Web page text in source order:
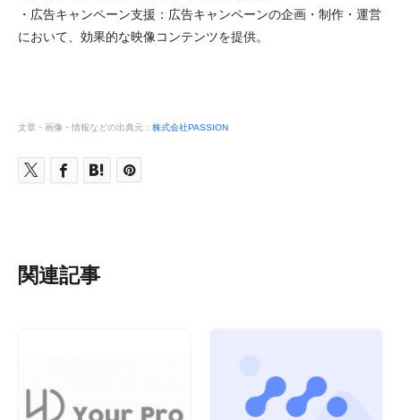
・広告キャンペーン支援：広告キャンペーンの企画・制作・運営
において、効果的な映像コンテンツを提供。
文章・画像・情報などの出典元： 株式会社PASSION
関連記事